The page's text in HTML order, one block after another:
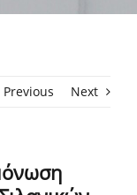
Previous Next